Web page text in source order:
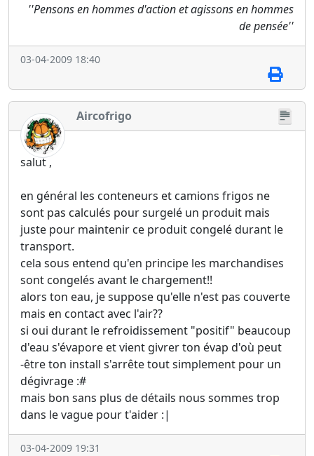
''Pensons en hommes d'action et agissons en hommes
de pensée''
03-04-2009 18:40
Aircofrigo
salut ,
en général les conteneurs et camions frigos ne
sont pas calculés pour surgelé un produit mais
juste pour maintenir ce produit congelé durant le
transport.
cela sous entend qu'en principe les marchandises
sont congelés avant le chargement!!
alors ton eau, je suppose qu'elle n'est pas couverte
mais en contact avec l'air??
si oui durant le refroidissement "positif" beaucoup
d'eau s'évapore et vient givrer ton évap d'où peut
-être ton install s'arrête tout simplement pour un
dégivrage :#
mais bon sans plus de détails nous sommes trop
dans le vague pour t'aider :|
03-04-2009 19:31